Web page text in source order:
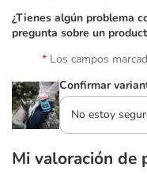
¿Tienes algún problema
pregunta sobre un
Los campos
Confirmar
No estoy
Mi valoración de